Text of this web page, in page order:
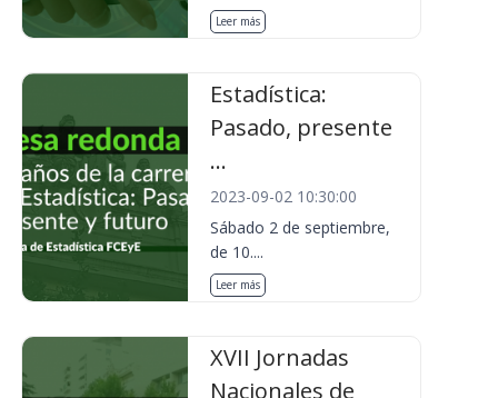
Leer más
Estadística:
Pasado, presente
...
2023-09-02 10:30:00
Sábado 2 de septiembre,
de 10....
Leer más
XVII Jornadas
Nacionales de